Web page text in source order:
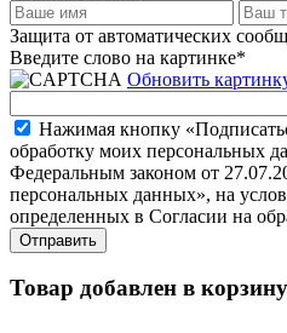
Защита от автоматических
Введите слово на картинке*
Обновить
Нажимая кнопку
обработку моих персональных
Федеральным законом от
персональных данных», на
определенных в Согласии на
Товар добавлен в